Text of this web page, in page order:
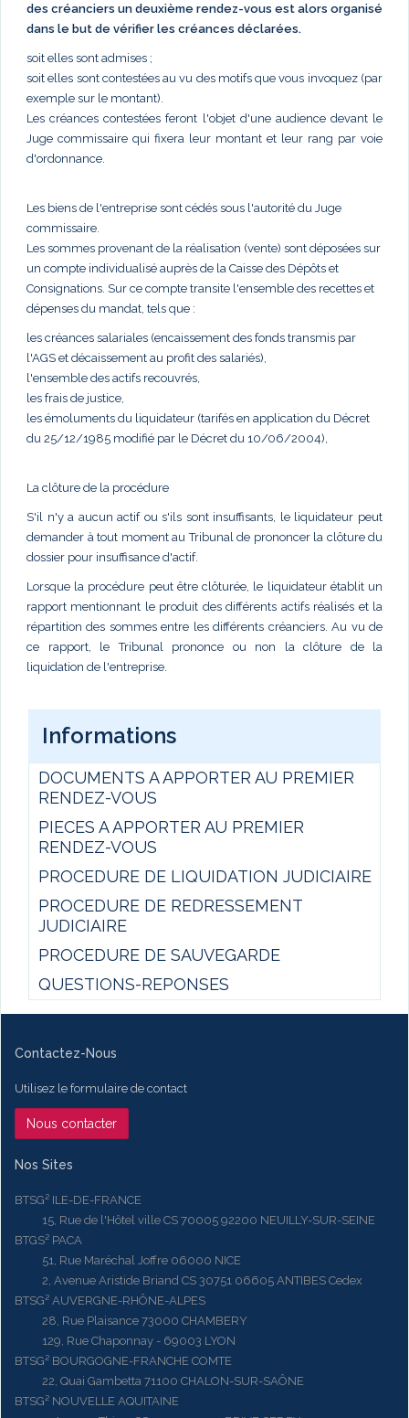
des créanciers un deuxième rendez-vous est alors organisé
dans le but de vérifier les créances déclarées.
soit elles sont admises ;
soit elles sont contestées au vu des motifs que vous invoquez (par
exemple sur le montant).
Les créances contestées feront l'objet d'une audience devant le
Juge commissaire qui fixera leur montant et leur rang par voie
d'ordonnance.
Les biens de l'entreprise sont cédés sous l'autorité du Juge
commissaire.
Les sommes provenant de la réalisation (vente) sont déposées sur
un compte individualisé auprès de la Caisse des Dépôts et
Consignations. Sur ce compte transite l'ensemble des recettes et
dépenses du mandat, tels que :
les créances salariales (encaissement des fonds transmis par
l'AGS et décaissement au profit des salariés),
l'ensemble des actifs recouvrés,
les frais de justice,
les émoluments du liquidateur (tarifés en application du Décret
du 25/12/1985 modifié par le Décret du 10/06/2004),
La clôture de la procédure
S'il n'y a aucun actif ou s'ils sont insuffisants, le liquidateur peut
demander à tout moment au Tribunal de prononcer la clôture du
dossier pour insuffisance d'actif.
Lorsque la procédure peut être clôturée, le liquidateur établit un
rapport mentionnant le produit des différents actifs réalisés et la
répartition des sommes entre les différents créanciers. Au vu de
ce rapport, le Tribunal prononce ou non la clôture de la
liquidation de l'entreprise.
Informations
DOCUMENTS A APPORTER AU PREMIER
RENDEZ-VOUS
PIECES A APPORTER AU PREMIER
RENDEZ-VOUS
PROCEDURE DE LIQUIDATION JUDICIAIRE
PROCEDURE DE REDRESSEMENT
JUDICIAIRE
PROCEDURE DE SAUVEGARDE
QUESTIONS-REPONSES
Contactez-Nous
Utilisez le formulaire de contact
Nous contacter
Nos Sites
BTSG² ILE-DE-FRANCE
15, Rue de l'Hôtel ville CS 70005 92200 NEUILLY-SUR-SEINE
BTGS² PACA
51, Rue Maréchal Joffre 06000 NICE
2, Avenue Aristide Briand CS 30751 06605 ANTIBES Cedex
BTSG² AUVERGNE-RHÔNE-ALPES
28, Rue Plaisance 73000 CHAMBERY
129, Rue Chaponnay - 69003 LYON
BTSG² BOURGOGNE-FRANCHE COMTE
22, Quai Gambetta 71100 CHALON-SUR-SAÔNE
BTSG² NOUVELLE AQUITAINE